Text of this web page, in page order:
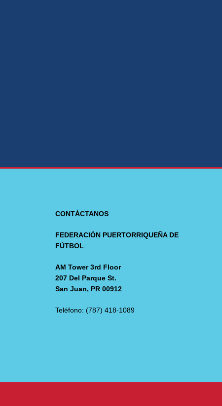
CONTÁCTANOS
FEDERACIÓN PUERTORRIQUEÑA DE
FÚTBOL
AM Tower 3rd Floor
207 Del Parque St.
San Juan, PR 00912
Teléfono: (787) 418-1089